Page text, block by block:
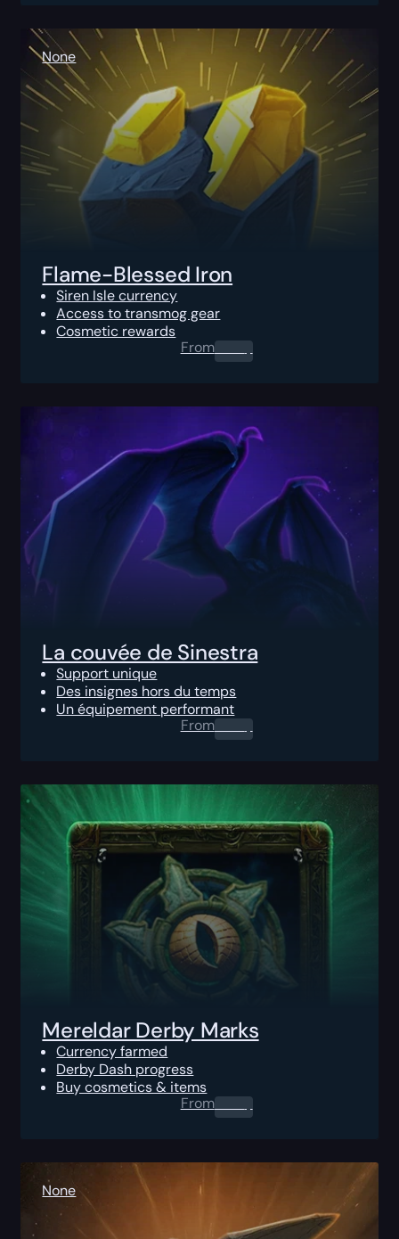
None
Flame-Blessed Iron
Siren Isle currency
Access to transmog gear
Cosmetic rewards
From0.00 $
La couvée de Sinestra
Support unique
Des insignes hors du temps
Un équipement performant
From0.00 $
Mereldar Derby Marks
Currency farmed
Derby Dash progress
Buy cosmetics & items
From0.00 $
None